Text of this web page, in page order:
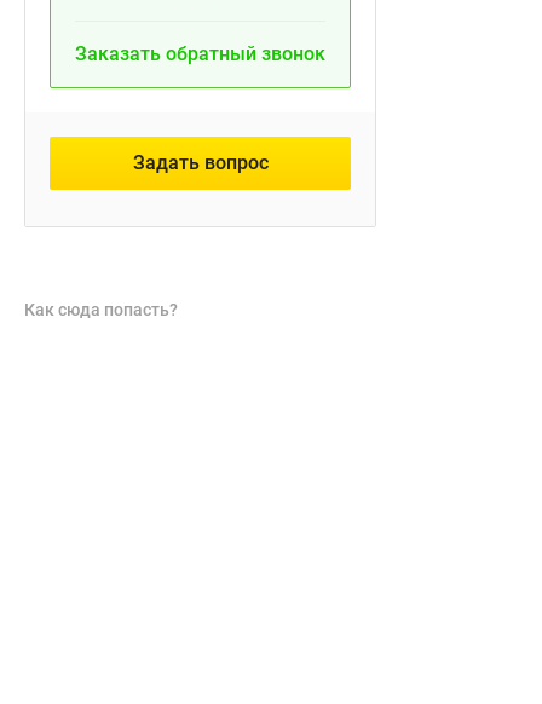
Заказать обратный звонок
Задать вопрос
Как сюда попасть?